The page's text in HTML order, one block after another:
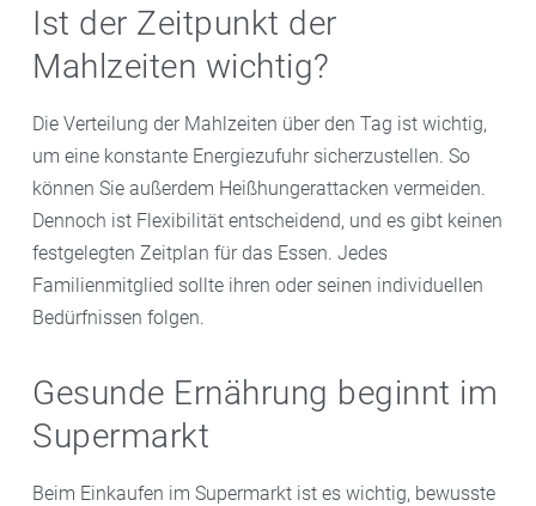
Ist der Zeitpunkt der
Mahlzeiten wichtig?
Die Verteilung der Mahlzeiten über den Tag ist wichtig,
um eine konstante Energiezufuhr sicherzustellen. So
können Sie außerdem Heißhungerattacken vermeiden.
Dennoch ist Flexibilität entscheidend, und es gibt keinen
festgelegten Zeitplan für das Essen. Jedes
Familienmitglied sollte ihren oder seinen individuellen
Bedürfnissen folgen.
Gesunde Ernährung beginnt im
Supermarkt
Beim Einkaufen im Supermarkt ist es wichtig, bewusste